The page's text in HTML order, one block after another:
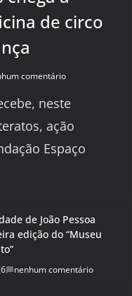
de circo
comentário
neste
ação
Espaço
de João Pessoa
edição do “Museu
nenhum comentário